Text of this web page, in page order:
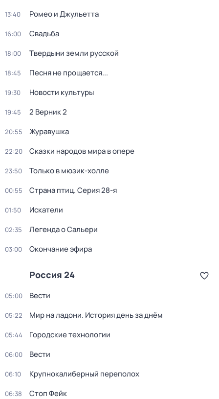
13:40 Ромео и Джульетта
16:00 Свадьба
18:00 Твердыни земли русской
18:45 Песня не прощается...
19:30 Новости культуры
19:45 2 Верник 2
20:55 Журавушка
22:20 Сказки народов мира в опере
23:50 Только в мюзик-холле
00:55 Страна птиц. Серия 28-я
01:50 Искатели
02:35 Легенда о Сальери
03:00 Окончание эфира
Россия 24
05:00 Вести
05:22 Мир на ладони. История день за днём
05:44 Городские технологии
06:00 Вести
06:10 Крупнокалиберный переполох
06:38 Стоп Фейк